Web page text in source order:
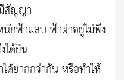
สัญญา
กฟ้าแลบ ฟ้าผ่าอยู่ไม่พึง
ได้ยิน
ด้ยากกว่ากัน หรือทำให้